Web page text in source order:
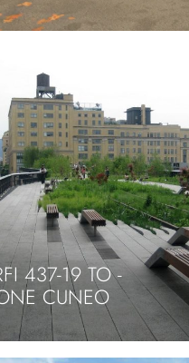
437-19 TO -
CUNEO